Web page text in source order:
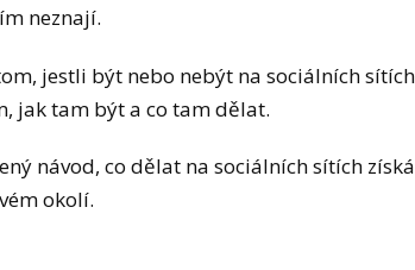
neznají.
jestli být nebo nebýt na sociálních
jak tam být a co tam dělat.
návod, co dělat na sociálních sítích
okolí.